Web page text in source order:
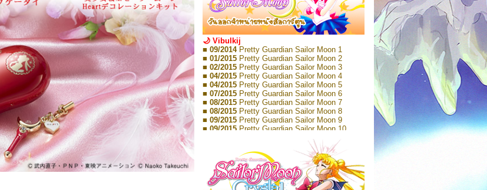
🌙 Vibulkij
■ 09/2014 Pretty Guardian Sailor Moon 1
■ 01/2015 Pretty Guardian Sailor Moon 2
■ 02/2015 Pretty Guardian Sailor Moon 3
■ 04/2015 Pretty Guardian Sailor Moon 4
■ 04/2015 Pretty Guardian Sailor Moon 5
■ 07/2015 Pretty Guardian Sailor Moon 6
■ 08/2015 Pretty Guardian Sailor Moon 7
■ 08/2015 Pretty Guardian Sailor Moon 8
■ 09/2015 Pretty Guardian Sailor Moon 9
■ 09/2015 Pretty Guardian Sailor Moon 10
Pretty Guardian Sailor Moon 11
Pretty Guardian Sailor Moon 12
Pretty Guardian Sailor Moon Short
Stories 1
■ 09/2018Pretty Guardian Sailor Moon Short
Stories 2